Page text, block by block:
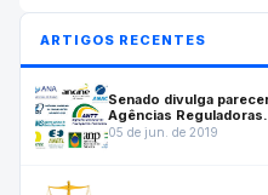
ARTIGOS RECENTES
Senado divulga
Agências
do ASMETRO-SN
05 de jun. de 2019